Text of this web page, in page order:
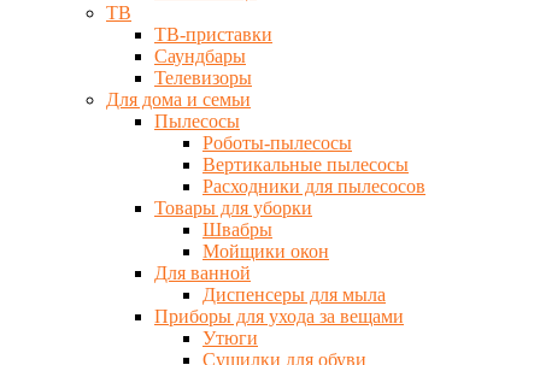
ТВ
ТВ-приставки
Саундбары
Телевизоры
Для дома и семьи
Пылесосы
Роботы-пылесосы
Вертикальные пылесосы
Расходники для пылесосов
Товары для уборки
Швабры
Мойщики окон
Для ванной
Диспенсеры для мыла
Приборы для ухода за вещами
Утюги
Сушилки для обуви